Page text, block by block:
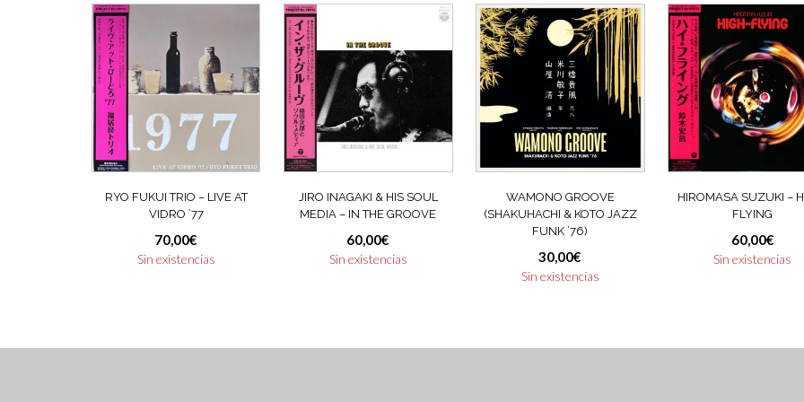
RYO FUKUI TRIO – LIVE AT
VIDRO ’77
70,00€
Sin existencias
JIRO INAGAKI & HIS SOUL
MEDIA – IN THE GROOVE
60,00€
Sin existencias
WAMONO GROOVE
(SHAKUHACHI & KOTO JAZZ
FUNK ’76)
30,00€
Sin existencias
HIROMASA SUZUKI –
FLYING
60,00€
Sin existencias